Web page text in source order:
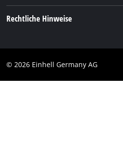
Vertrag widerrufen
Rechtliche Hinweise
Impressum
© 2026 Einhell Germany AG